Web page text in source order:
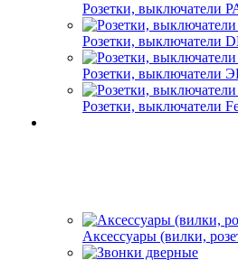
Розетки,
Розетки, выключатели
Розетки, выключатели
Розетки, выключатели
Аксессуары (вилки,